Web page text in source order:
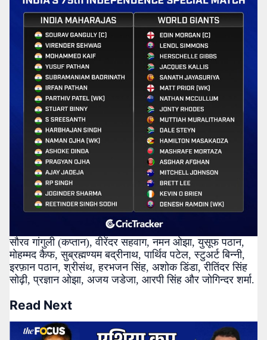
सौरव गांगुली (कप्तान), वीरेंदर सहवाग, नमन ओझा, युसूफ पठान,
मोहम्मद कैफ, सुब्रह्मण्यम बद्रीनाथ, पार्थिव पटेल, स्टुअर्ट बिन्नी,
इरफ़ान पठान, श्रीसंथ, हरभजन सिंह, अशोक डिंडा, रीतिंदर सिंह
सोढ़ी, प्रज्ञान ओझा, अजय जडेजा, आरपी सिंह और जोगिन्दर शर्मा.
Read Next